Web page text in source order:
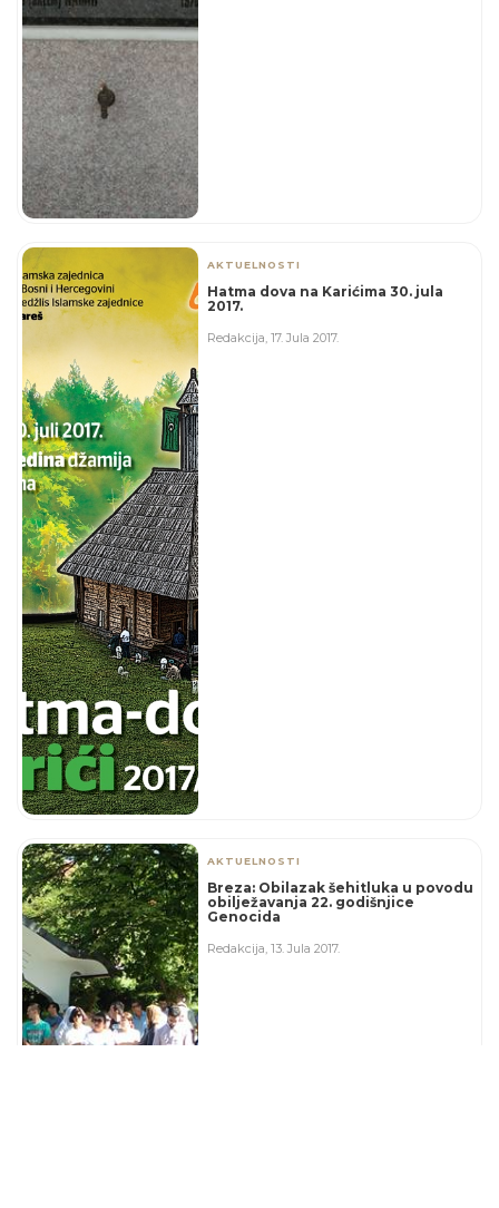
AKTUELNOSTI
Hatma dova na Karićima 30. jula
2017.
Redakcija,17. Jula 2017.
AKTUELNOSTI
Breza: Obilazak šehitluka u povodu
obilježavanja 22. godišnjice
Genocida
Redakcija ,13. Jula 2017.